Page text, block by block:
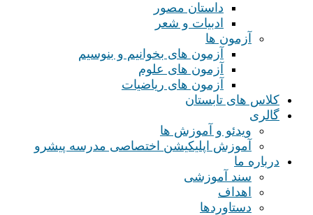
داستان مصور
ادبیات و شعر
آزمون ها
آزمون های بخوانیم و بنوسیم
آزمون های علوم
آزمون های ریاضیات
کلاس های تابستان
گالری
ویدئو و آموزش ها
آموزش اپلیکیشن اختصاصی مدرسه پیشرو
درباره ما
سند آموزشی
اهداف
دستاوردها